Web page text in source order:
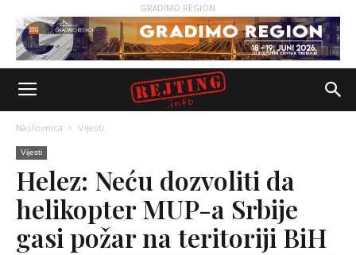
GRADIMO REGION
Naslovnica Vijesti
Vijesti
Helez: Neću dozvoliti da
helikopter MUP-a Srbije
gasi požar na teritoriji BiH